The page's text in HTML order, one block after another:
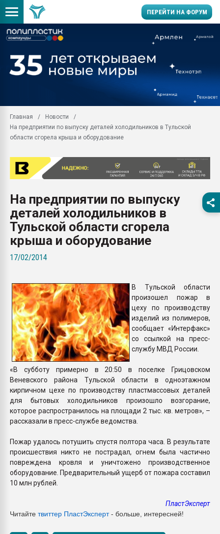
ПЕРЕЙТИ НА ФОРУМ
Вакуум-формовочные
28.07.2026
Всё, что касается
бутылок
вакуумного
Продам отходы
поликарбоната и АБС-
Armaloy PC/ABS-1IM
Главная
Новости
На предприятии по выпуску деталей холодильников в Тульской
области сгорела крыша и оборудование
На предприятии по выпуску
деталей холодильников в
Тульской области сгорела
крыша и оборудование
17/02/2014
В Тульской области
произошел пожар в
цеху по производству
изделий из полимеров,
сообщает «Интерфакс»
со ссылкой на пресс-
службу МВД России.
«В субботу примерно в 20:50 в поселке Грицовском
Веневского района Тульской области в одноэтажном
кирпичном цехе по производству пластмассовых деталей
для бытовых холодильников произошло возгорание,
которое распространилось на площади 2 тыс. кв. метров», –
рассказали в пресс-службе ведомства.
Пожар удалось потушить спустя полтора часа. В результате
происшествия никто не пострадал, огнем была частично
повреждена кровля и уничтожено производственное
оборудование. Предварительный ущерб от пожара составил
10 млн рублей.
ПластЭксперт
Читайте твиттер ПластЭксперт- больше, интересней!